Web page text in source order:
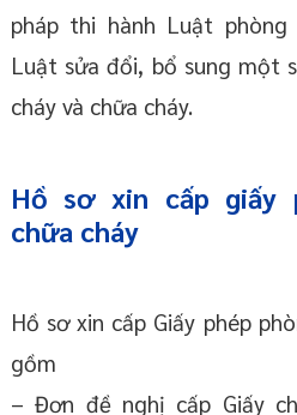
pháp thi hành Luật phòng
Luật sửa đổi, bổ sung một
cháy và chữa cháy.
Hồ sơ xin cấp giấy
chữa cháy
Hồ sơ xin cấp Giấy phép
gồm
– Đơn đề nghị cấp Giấy